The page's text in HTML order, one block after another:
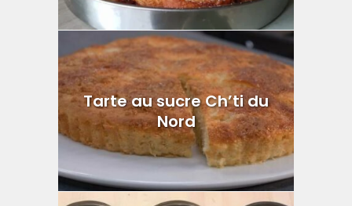
Tarte au sucre Ch’ti du
Nord